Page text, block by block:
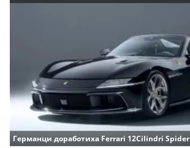
Германци доработиха Ferrari 12Cilindri Spider